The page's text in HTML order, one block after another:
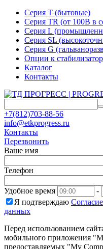
Серия T (бытовые)
Серия TR (от 100В в
Серия L
Серия SL
Серия G
Опции к
Каталог
Контакты
+7(812)703-88-56
info@etkprogress.ru
Контакты
Перезвонить
Ваше имя
Телефон
Удобное время
-
Я подтверждаю
данных
Перед использованием
мобильного приложения
предоставляемых "My